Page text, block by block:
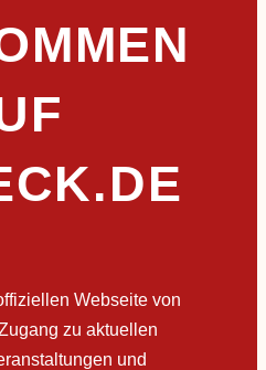
Webseite von
zu aktuellen
und